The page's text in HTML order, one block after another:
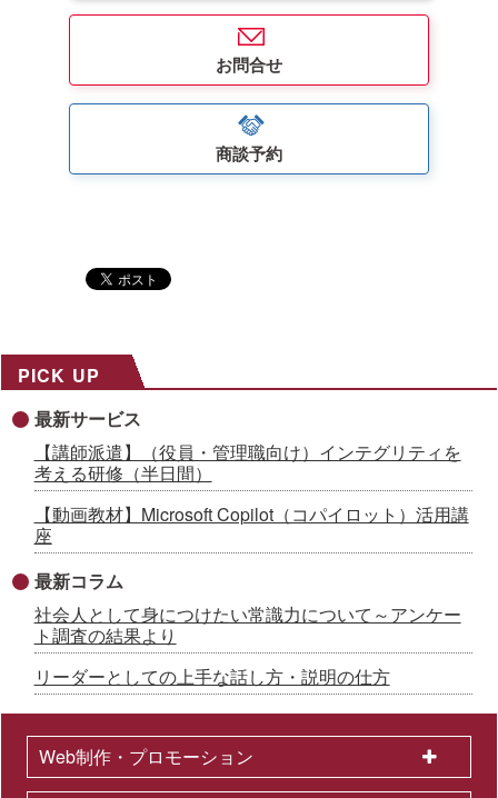
お問合せ
商談予約
PICK UP
最新サービス
【講師派遣】（役員・管理職向け）インテグリティを
考える研修（半日間）
【動画教材】Microsoft Copilot（コパイロット）活用講
座
最新コラム
社会人として身につけたい常識力について～アンケー
ト調査の結果より
リーダーとしての上手な話し方・説明の仕方
Web制作・プロモーション